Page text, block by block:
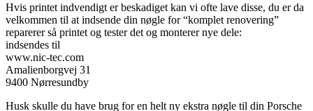
Hvis printet indvendigt er beskadiget kan vi ofte lave disse, du er da
velkommen til at indsende din nøgle for “komplet renovering”
reparerer så printet og tester det og monterer nye dele:
indsendes til
www.nic-tec.com
Amalienborgvej 31
9400 Nørresundby
Husk skulle du have brug for en helt ny ekstra nøgle til din Porsche